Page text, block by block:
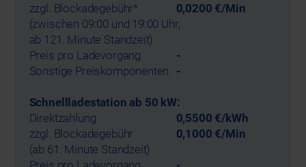
zzgl. Blockadegebühr*
0,0200 €/Min
(zwischen 09:00 und 19:00 Uhr,
ab 121. Minute Standzeit)
Preis pro Ladevorgang
-
Sonstige Preiskomponenten
-
Schnellladestation ab 50 kW:
Direktzahlung
0,5500 €/kWh
zzgl. Blockadegebühr
0,1000 €/Min
(ab 61. Minute Standzeit)